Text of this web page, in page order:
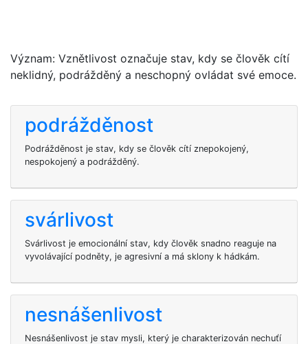
Význam: Vznětlivost označuje stav, kdy se člověk cítí
neklidný, podrážděný a neschopný ovládat své emoce.
podrážděnost
Podrážděnost je stav, kdy se člověk cítí znepokojený,
nespokojený a podrážděný.
svárlivost
Svárlivost je emocionální stav, kdy člověk snadno reaguje na
vyvolávající podněty, je agresivní a má sklony k hádkám.
nesnášenlivost
Nesnášenlivost je stav mysli, který je charakterizován nechuťí